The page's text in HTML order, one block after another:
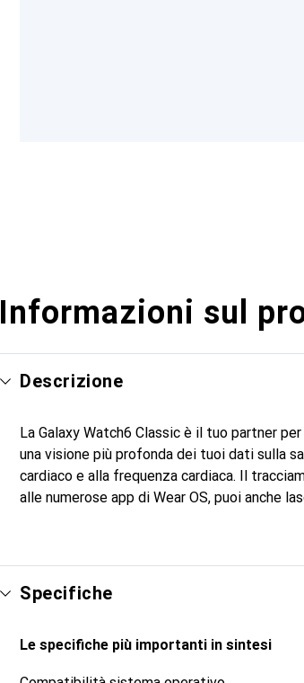
Informazioni sul
Descrizione
La Galaxy Watch6 Classic è il tuo partner
una visione più profonda dei tuoi dati sulla
cardiaco e alla frequenza cardiaca. Il
alle numerose app di Wear OS, puoi anche
Specifiche
Le specifiche più importanti in sintesi